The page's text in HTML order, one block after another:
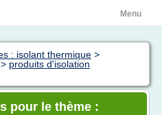
Menu
: isolant thermique >
> produits d'isolation
pour le thème :